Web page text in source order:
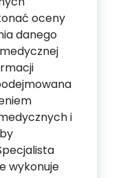
oceny
danego
i
wykonuje